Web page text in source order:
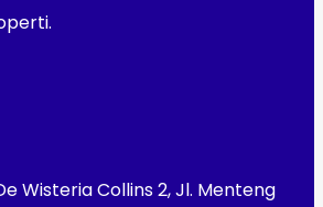
Wisteria Collins 2, Jl. Menteng